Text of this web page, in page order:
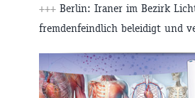
+++ Berlin: Iraner im Bezirk
fremdenfeindlich beleidigt und